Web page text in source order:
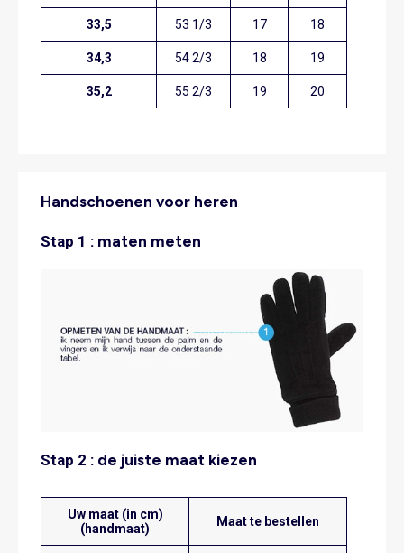
33,5 53 1/3 17 18
34,3 54 2/3 18 19
35,2 55 2/3 19 20
Handschoenen voor heren
Stap 1 : maten meten
Stap 2 : de juiste maat kiezen
Uw maat (in cm)
(handmaat)
Maat te bestellen